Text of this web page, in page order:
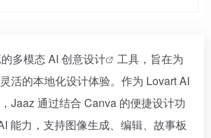
多模态 AI 创意设计
工具，旨在为
活的本地化设计体验。作为 Lovart AI
Jaaz 通过结合 Canva 的便捷设计功
能力，支持图像生成、编辑、故事板